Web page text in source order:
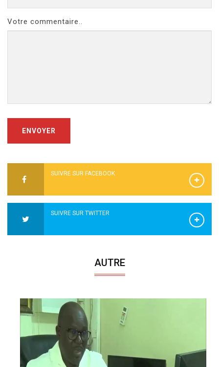
Votre commentaire..
ENVOYER
SUIVRE SUR FACEBOOK
SUIVRE SUR TWITTER
AUTRE